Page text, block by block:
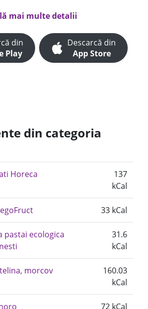
mai multe detalii
din
Play
Descarcă din
App Store
din categoria
Horeca
137
kCal
33 kCal
pastai ecologica
31.6
kCal
morcov
160.03
kCal
72 kCal